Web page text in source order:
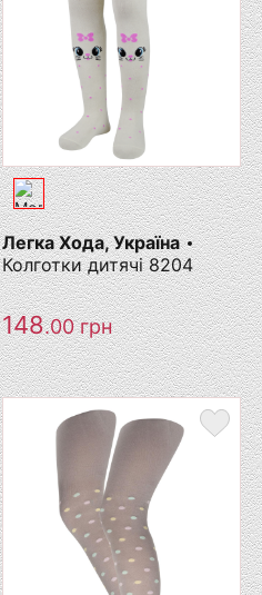
Легка Хода, Україна
Колготки дитячі 8204
148.00грн